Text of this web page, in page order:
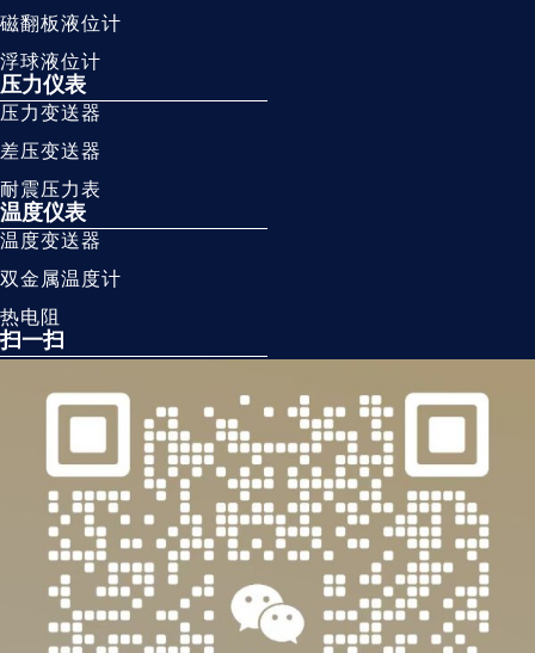
磁翻板液位计
浮球液位计
压力仪表
压力变送器
差压变送器
耐震压力表
温度仪表
温度变送器
双金属温度计
热电阻
扫一扫